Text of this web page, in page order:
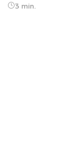
3 min.